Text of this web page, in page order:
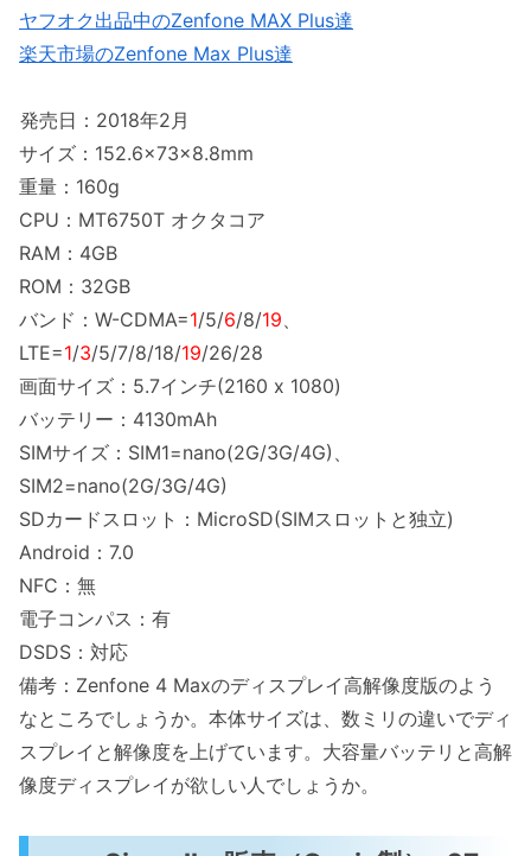
ヤフオク出品中のZenfone MAX Plus達
楽天市場のZenfone Max Plus達
発売日：2018年2月
サイズ：152.6×73×8.8mm
重量：160g
CPU：MT6750T オクタコア
RAM：4GB
ROM：32GB
バンド：W-CDMA=1/5/6/8/19
LTE=1/3/5/7/8/18/19/26/28
画面サイズ：5.7インチ(2160 x 1080)
バッテリー：4130mAh
SIMサイズ：SIM1=nano(2G/3G/4G)、
SIM2=nano(2G/3G/4G)
SDカードスロット：MicroSD(SIMスロットと独立)
Android：7.0
NFC：無
電子コンパス：有
DSDS：対応
備考：Zenfone 4 Maxのディスプレイ高解像度版のよう
なところでしょうか。本体サイズは、数ミリの違いでディ
スプレイと解像度を上げています。大容量バッテリと高解
像度ディスプレイが欲しい人でしょうか。